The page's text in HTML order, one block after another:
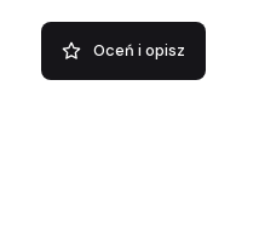
Oceń i opisz